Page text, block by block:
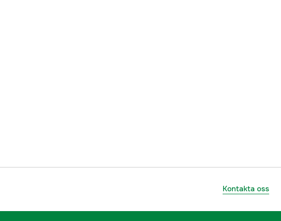
Kontakta oss